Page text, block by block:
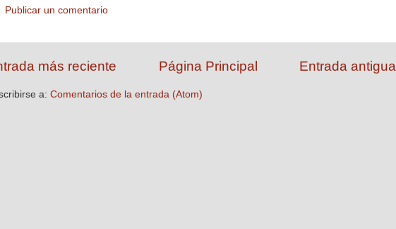
Publicar un comentario
más reciente Entrada antigua
Página Principal
a: Comentarios de la entrada (Atom)